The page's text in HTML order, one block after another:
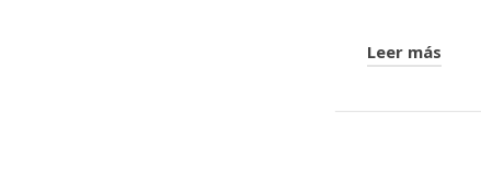
Leer más